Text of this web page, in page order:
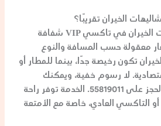
الخيرانتقريبًا؟
في تاكسي VIP
شفافة
معقولة حسب المسافة والنوع
تكون رخيصة جدًا، بينما للمطار أو
لا رسوم خفية، ويمكنك
على 55819011. الخدمة توفر راحة
أو التاكسي العادي، خاصة مع الأمتعة